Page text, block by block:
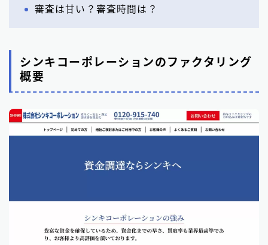
審査は甘い？審査時間は？
シンキコーポレーションのファクタリング
概要